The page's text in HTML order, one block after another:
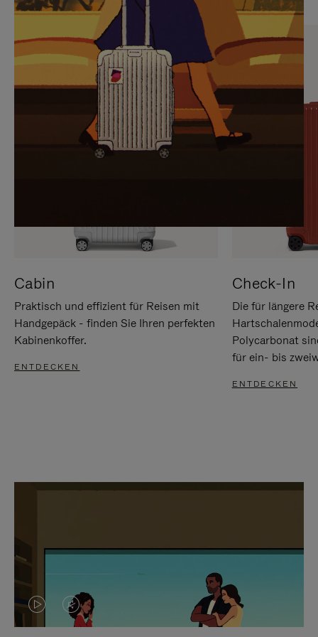
SIE,
UM
ANZUHALTEN
AUFHEBEN
DER
STUMMSCHALTUNG
Cabin
Praktisch und effizient für Reisen mit
Handgepäck - finden Sie Ihren perfekten
Kabinenkoffer.
ENTDECKEN
Check-In
Die für längere
Polycarbonat
für ein- bis
ENTDECKEN
DASVIDEO